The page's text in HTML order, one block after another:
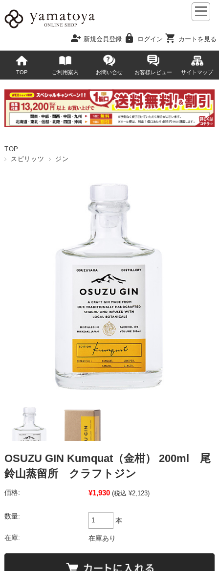
person_add 新規会員登録 lock ログイン shopping_cart カートを見る
TOP ご利用案内 お問い合せ お客様レビュー サイトマップ
TOP
スピリッツ
ジン
OSUZU GIN Kumquat（金柑） 200ml 尾
鈴山蒸留所 クラフトジン
価格: ¥1,930 (税込 ¥2,123)
数量:
本
在庫: 在庫あり